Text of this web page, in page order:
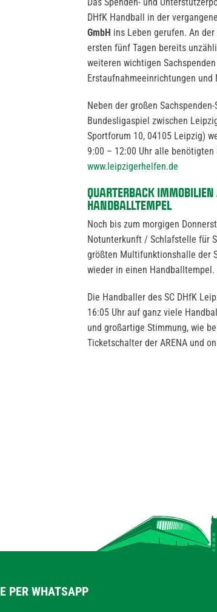
DHfK Handball in der
GmbH ins Leben gerufen. An der
ersten fünf Tagen bereits
weiteren wichtigen
Erstaufnahmeeinrichtungen
Neben der großen
Bundesligaspiel zwischen
Sportforum 10, 04105 Leipzig)
9:00 – 12:00 Uhr alle benötigten
www.leipzigerhelfen.de
QUARTERBACK
HANDBALLTEMPEL
Noch bis zum morgigen
Notunterkunft / Schlafstelle für
größten Multifunktionshalle der
wieder in einen Handballtempel.
Die Handballer des SC DHfK
16:05 Uhr auf ganz viele
und großartige Stimmung, wie
Ticketschalter der ARENA und
PER WHATSAPP